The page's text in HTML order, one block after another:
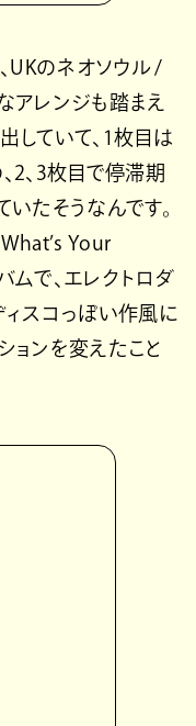
UKのネオソウル /
アレンジも踏まえ
していて、1枚目は
2、3枚目で停滞期
いたそうなんです。
Your
ムで、エレクトロダ
ィスコっぽい作風に
ョンを変えたこと